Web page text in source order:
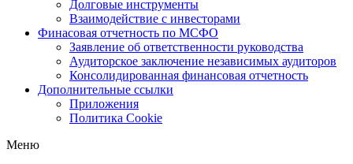
Долговые инструменты
Взаимодействие с инвеcторами
Финасовая отчетность по МСФО
Заявление об ответственности руководства
Аудиторское заключение независимых аудиторов
Консолидированная финансовая отчетность
Дополнительные ссылки
Приложения
Политика Cookie
Меню